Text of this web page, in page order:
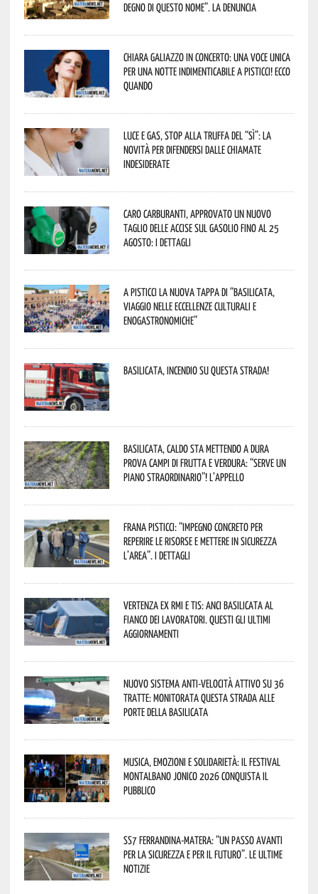
degno di questo nome”. La denuncia
Chiara Galiazzo in concerto: una voce unica
per una notte indimenticabile a Pisticci! Ecco
quando
Luce e gas, stop alla truffa del “Sì”: la
novità per difendersi dalle chiamate
indesiderate
Caro carburanti, approvato un nuovo
taglio delle accise sul gasolio fino al 25
agosto: i dettagli
A Pisticci la nuova tappa di “Basilicata,
viaggio nelle eccellenze culturali e
enogastronomiche”
Basilicata, incendio su questa strada!
Basilicata, caldo sta mettendo a dura
prova campi di frutta e verdura: “Serve un
piano straordinario”! L’appello
Frana Pisticci: “Impegno concreto per
reperire le risorse e mettere in sicurezza
l’area”. I dettagli
Vertenza ex RMI e TIS: ANCI Basilicata al
fianco dei lavoratori. Questi gli ultimi
aggiornamenti
Nuovo sistema anti-velocità attivo su 36
tratte: monitorata questa strada alle
porte della Basilicata
Musica, emozioni e solidarietà: il Festival
Montalbano Jonico 2026 conquista il
pubblico
SS7 Ferrandina-Matera: “Un passo avanti
per la sicurezza e per il futuro”. Le ultime
notizie